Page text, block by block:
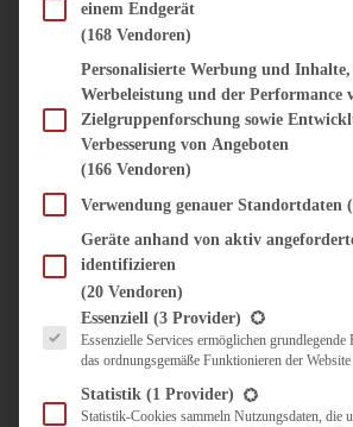
SÜSS &
DIPS, SAUCEN,
KULINARISCH
einem Endgerät
(168 Vendoren)
Personalisierte Werbung und Inhalte,
Werbeleistung und der Performance
Zielgruppenforschung sowie
Verbesserung von Angeboten
(166 Vendoren)
Verwendung genauer Standortdaten
Geräte anhand von aktiv
identifizieren
(20 Vendoren)
Es folgt eine Liste der Service-Gruppen, für die eine
Essenziell (3 Provider)
Essenzielle Services ermöglichen
das ordnungsgemäße Funktionieren der
Statistik (1 Provider)
Statistik-Cookies sammeln Nutzungsdaten, die